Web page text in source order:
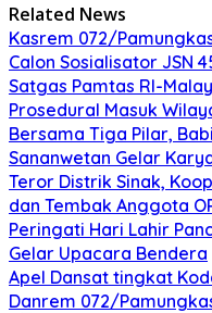
Related News
Kasrem 072/
Calon Sosialisator JSN
Satgas Pamtas RI-
Prosedural Masuk
Bersama Tiga Pilar,
Sananwetan Gelar
Teror Distrik Sinak,
dan Tembak Anggota
Peringati Hari Lahir
Gelar Upacara Bendera
Apel Dansat tingkat
Danrem 072/